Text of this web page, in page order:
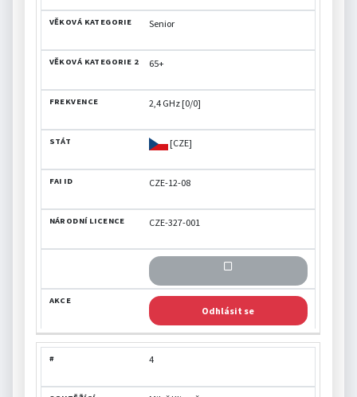
Senior
65+
2,4 GHz [0/0]
[CZE]
CZE-12-08
CZE-327-001
Odhlásit se
4